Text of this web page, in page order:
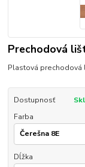
Prechodová
Plastová prechodová
Dostupnosť
Farba
Dĺžka